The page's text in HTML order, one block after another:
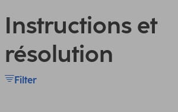
Instructions et
résolution
Filter